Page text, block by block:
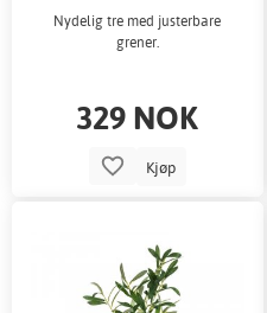
Nydelig tre med justerbare
grener.
329 NOK
Kjøp